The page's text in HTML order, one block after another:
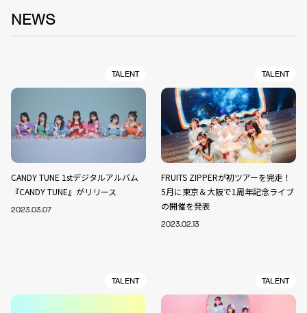
NEWS
TALENT
CANDY TUNE 1stデジタルアルバム
『CANDY TUNE』がリリース
2023.03.07
TALENT
FRUITS ZIPPERが初ツアーを完走！
5月に東京＆大阪で1周年記念ライブ
の開催を発表
2023.02.13
TALENT TALENT